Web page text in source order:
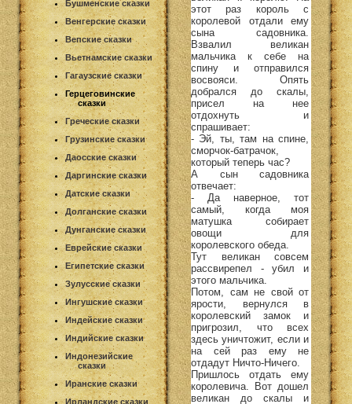
Бушменские сказки
Венгерские сказки
Вепские сказки
Вьетнамские сказки
Гагаузские сказки
Герцеговинские
сказки
Греческие сказки
Грузинские сказки
Даосские сказки
Даргинские сказки
Датские сказки
Долганские сказки
Дунганские сказки
Еврейские сказки
Египетские сказки
Зулусские сказки
Ингушские сказки
Индейские сказки
Индийские сказки
Индонезийские
сказки
Иранские сказки
Ирландские сказки
этот раз король с
королевой отдали ему
сына садовника.
Взвалил великан
мальчика к себе на
спину и отправился
восвояси. Опять
добрался до скалы,
присел на нее
отдохнуть и
спрашивает:
- Эй, ты, там на спине,
сморчок-батрачок,
который теперь час?
А сын садовника
отвечает:
- Да наверное, тот
самый, когда моя
матушка собирает
овощи для
королевского обеда.
Тут великан совсем
рассвирепел - убил и
этого мальчика.
Потом, сам не свой от
ярости, вернулся в
королевский замок и
пригрозил, что всех
здесь уничтожит, если и
на сей раз ему не
отдадут Ничто-Ничего.
Пришлось отдать ему
королевича. Вот дошел
великан до скалы и